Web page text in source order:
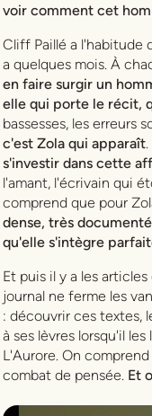
voir comment cet
Cliff Paillé a l'habitude
a quelques mois. À
en faire surgir un
elle qui porte le récit,
bassesses, les erreurs
c'est Zola qui apparaît
s'investir dans cette
l'amant, l'écrivain qui
comprend que pour
dense, très
qu'elle s'intègre
Et puis il y a les
journal ne ferme les
: découvrir ces textes,
à ses lèvres lorsqu'il
L'Aurore. On
combat de pensée. Et